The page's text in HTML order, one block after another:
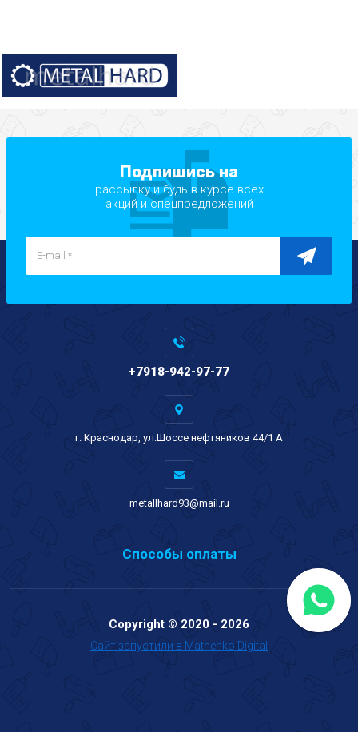
Подпишись на
рассылку и будь в курсе всех
акций и спецпредложений
+7918-942-97-77
г. Краснодар, ул.Шоссе нефтяников 44/1 А
metallhard93@mail.ru
Способы оплаты
Copyright © 2020 - 2026
Сайт запустили в Matnenko Digital